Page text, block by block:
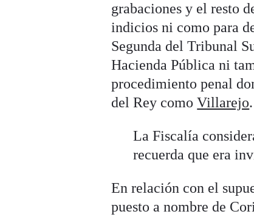
grabaciones y el resto
indicios ni como para
Segunda del Tribunal
Hacienda Pública ni
procedimiento penal
del Rey comoVillarejo.
La Fiscalía
recuerda que era
En relación con el
puesto a nombre de